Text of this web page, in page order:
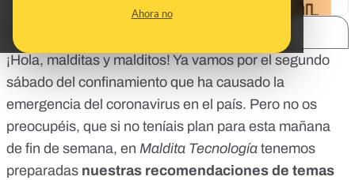
Ahora no
¡Hola, malditas y malditos! Ya vamos por el segundo
sábado del confinamiento que ha causado la
emergencia del coronavirus en el país. Pero no os
preocupéis, que si no teníais plan para esta mañana
de fin de semana, en Maldita Tecnología tenemos
preparadas nuestras recomendaciones de temas